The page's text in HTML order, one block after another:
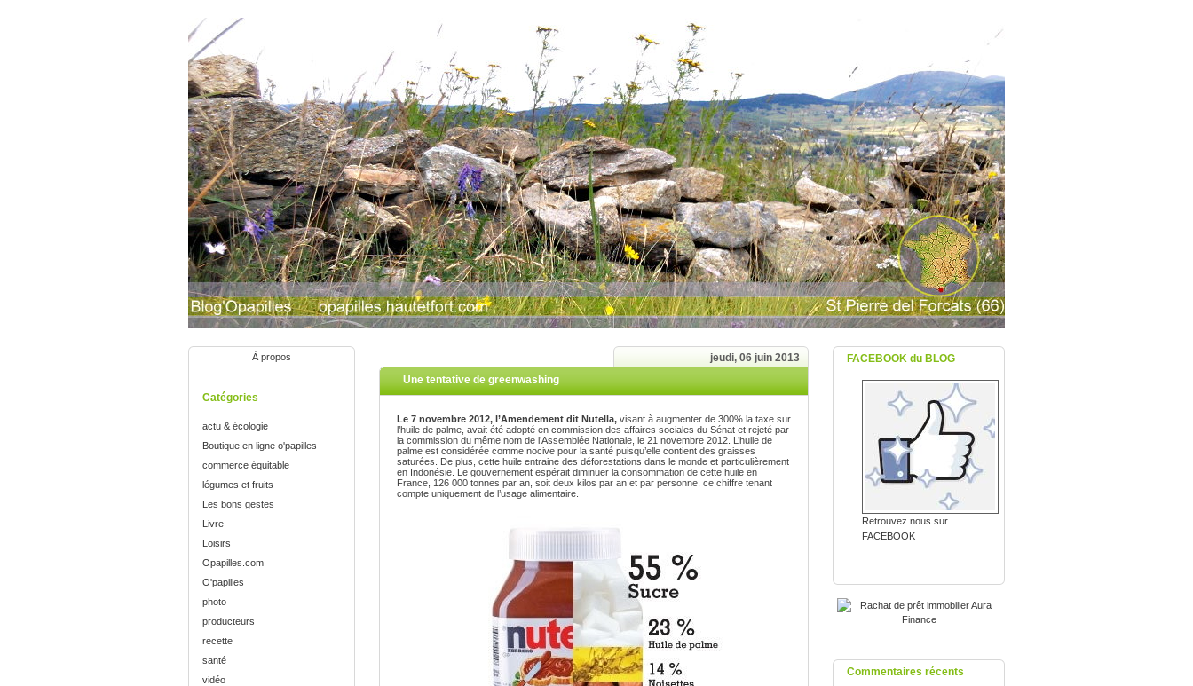
À propos
Catégories
actu & écologie
Boutique en ligne o'papilles
commerce équitable
légumes et fruits
Les bons gestes
Livre
Loisirs
Opapilles.com
O'papilles
photo
producteurs
recette
santé
vidéo
FACEBOOK du BLOG
Retrouvez nous sur
FACEBOOK
Commentaires récents
jeudi, 06 juin 2013
Une tentative de greenwashing
Le 7 novembre 2012, l’Amendement dit Nutella, visant à augmenter de 300% la taxe sur
l’huile de palme, avait été adopté en commission des affaires sociales du Sénat et rejeté par
la commission du même nom de l’Assemblée Nationale, le 21 novembre 2012. L’huile de
palme est considérée comme nocive pour la santé puisqu’elle contient des graisses
saturées. De plus, cette huile entraine des déforestations dans le monde et particulièrement
en Indonésie. Le gouvernement espérait diminuer la consommation de cette huile en
France, 126 000 tonnes par an, soit deux kilos par an et par personne, ce chiffre tenant
compte uniquement de l’usage alimentaire.